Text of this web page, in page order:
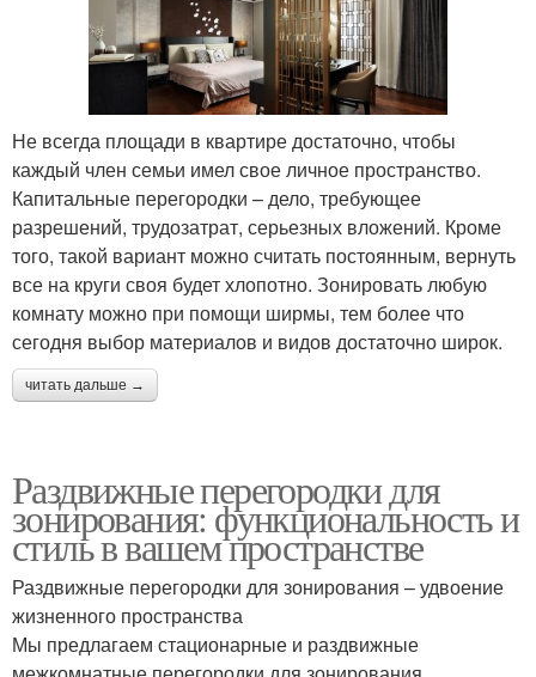
Не всегда площади в квартире достаточно, чтобы
каждый член семьи имел свое личное пространство.
Капитальные перегородки – дело, требующее
разрешений, трудозатрат, серьезных вложений. Кроме
того, такой вариант можно считать постоянным, вернуть
все на круги своя будет хлопотно. Зонировать любую
комнату можно при помощи ширмы, тем более что
сегодня выбор материалов и видов достаточно широк.
читать дальше →
Раздвижные перегородки для
зонирования: функциональность и
стиль в вашем пространстве
Раздвижные перегородки для зонирования – удвоение
жизненного пространства
Мы предлагаем стационарные и раздвижные